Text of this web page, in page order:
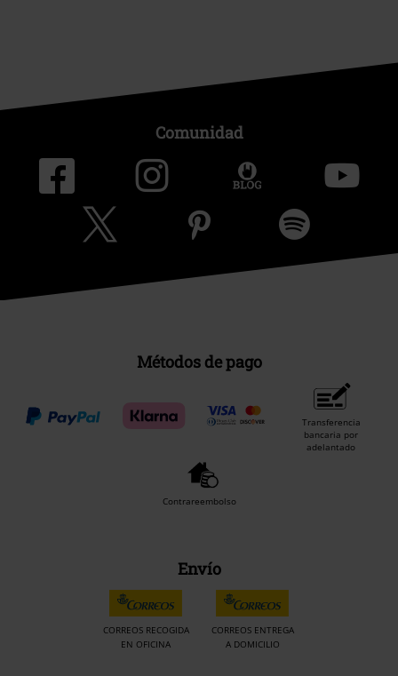
Comunidad
Métodos de pago
Transferencia
bancaria por
adelantado
Contrareembolso
Envío
CORREOS RECOGIDA
EN OFICINA
CORREOS ENTREGA
A DOMICILIO